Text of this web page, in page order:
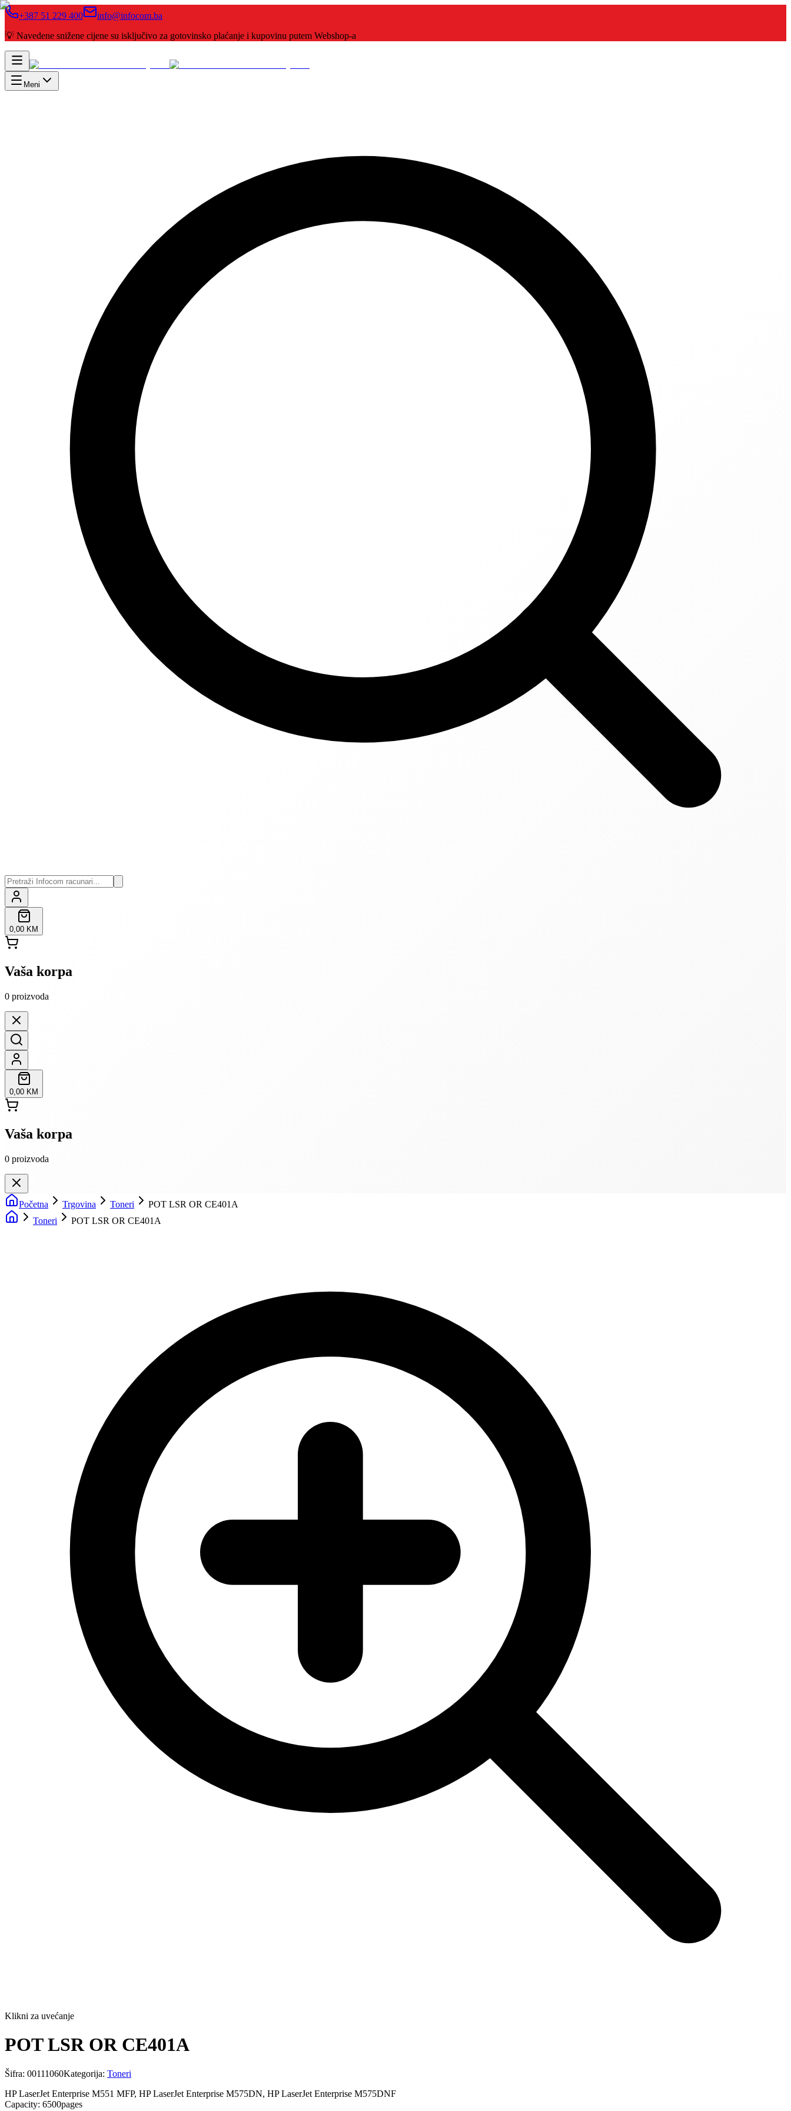
+387 51 229 400
info@infocom.ba
💡 Navedene snižene cijene su isključivo za gotovinsko plaćanje i kupovinu putem Webshop-a
Meni
0,00 KM
Vaša korpa
0 proizvoda
0,00 KM
Vaša korpa
0 proizvoda
Početna Trgovina Toneri
POT LSR OR CE401A
Toneri
POT LSR OR CE401A
Klikni za uvećanje
POT LSR OR CE401A
Šifra: 00111060Kategorija: Toneri
HP LaserJet Enterprise M551 MFP, HP LaserJet Enterprise M575DN, HP LaserJet Enterprise M575DNF
Capacity: 6500pages